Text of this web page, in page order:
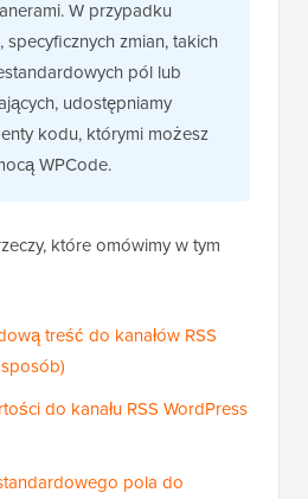
W przypadku
specyficznych zmian, takich
pól lub
udostępniamy
kodu, którymi możesz
WPCode.
które omówimy w tym
treść do kanałów RSS
do kanału RSS WordPress
pola do